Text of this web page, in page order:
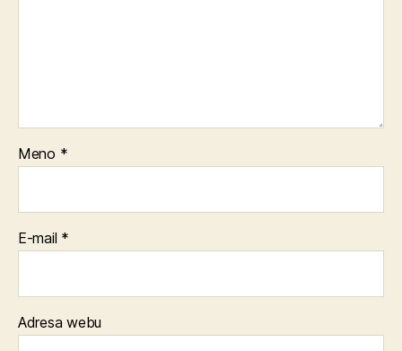
Meno *
E-mail *
Adresa webu